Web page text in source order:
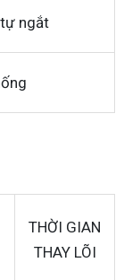
ngắt
THỜI GIAN
THAY LÕI